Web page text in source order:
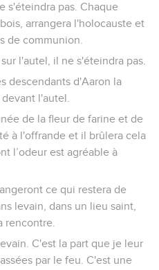
s'éteindra pas. Chaque
arrangera l'holocauste et
de communion.
l'autel, il ne s'éteindra pas.
descendants d'Aaron la
l'autel.
de la fleur de farine et de
à l'offrande et il brûlera cela
l’odeur est agréable à
ce qui restera de
levain, dans un lieu saint,
rencontre.
C'est la part que je leur
par le feu. C'est une